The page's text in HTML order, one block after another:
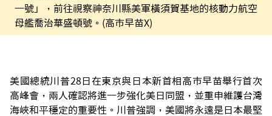
一號」，前往視察神奈川縣美軍橫須賀基地的核動力航空
母艦喬治華盛頓號。(高市早苗X)
美國總統川普28日在東京與日本新首相高市早苗舉行首次
高峰會，兩人確認將進一步強化美日同盟，並重申維護台灣
海峽和平穩定的重要性。川普強調，美國將永遠是日本最堅